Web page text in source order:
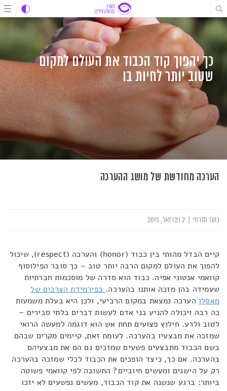
דלג
לתוכן
דלג
לתוכן
דלג
לניווט
כך יהפוך קוד הכבוד את העולם למקום
שטוב יותר לחיות בו
הערכה מחודשת של מושג ההערכה
בועז מזרחי
קיים הבדל מהותי בין כבוד (honor) והערכה (respect), שיכול
להפוך את העולם למקום הרבה יותר טוב – כך סובר הפילוסוף
קוואמי אנטוני אפיה. כבוד הוא סדרה של מוסכמות חברתיות
שעמידה בהן מזכה אותנו בהערכה. בפירמידת הצרכים של
מאסלו הערכה נמצאת במקום הרביעי, ולכן היא בעלת משמעות
כה רבה ויכולה להניע בני אדם לעשות דברים בלתי סבירים –
לטוב ולרע. חילוץ פצועים תחת אש הוא דוגמה למעשה הרואי
שמזכה את מבצעיו בהערכה. לעומת זאת, קיימים מקרים שבהם
בשם הכבוד מתבצעים פשעים שמזכים גם הם את מבצעיהם
בהערכה. אם כך, כיצד הופכים את הכבוד לכלי שמזכה בהערכה
רק על הישגים ומעשים חיוביים? התשובה לפי קוואמי פשוטה
ביותר: ברגע שנשנה את קוד הכבוד, מעשים נפשעים לא יזכו